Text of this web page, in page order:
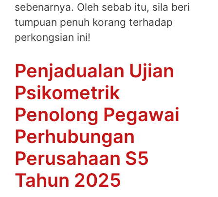
sebenarnya. Oleh sebab itu, sila beri
tumpuan penuh korang terhadap
perkongsian ini!
Penjadualan Ujian
Psikometrik
Penolong Pegawai
Perhubungan
Perusahaan S5
Tahun 2025